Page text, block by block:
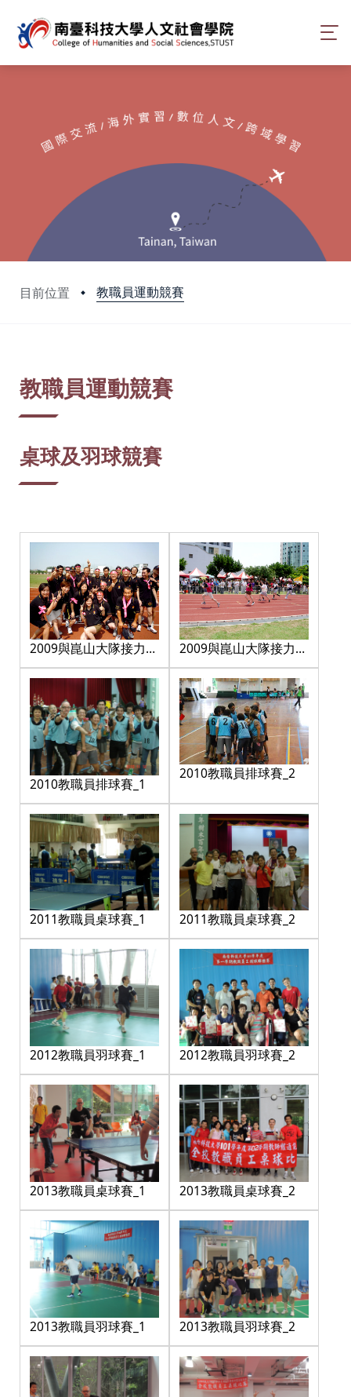
目前位置 教職員運動競賽
教職員運動競賽
桌球及羽球競賽
2009與崑山大隊接力賽
_1
2009與崑山大隊接力賽
_2
2010教職員排球賽_1
2010教職員排球賽_2
2011教職員桌球賽_1 2011教職員桌球賽_2
2012教職員羽球賽_1 2012教職員羽球賽_2
2013教職員桌球賽_1 2013教職員桌球賽_2
2013教職員羽球賽_1 2013教職員羽球賽_2